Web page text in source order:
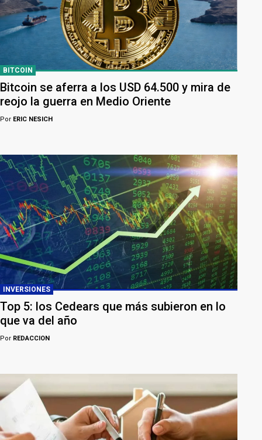
BITCOIN
Bitcoin se aferra a los USD 64.500 y mira de
reojo la guerra en Medio Oriente
Por ERIC NESICH
INVERSIONES
Top 5: los Cedears que más subieron en lo
que va del año
Por REDACCION